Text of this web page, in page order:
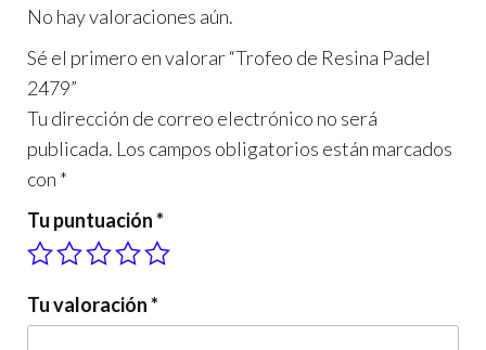
No hay valoraciones aún.
Sé el primero en valorar “Trofeo de Resina Padel
2479”
Tu dirección de correo electrónico no será
publicada. Los campos obligatorios están marcados
con *
Tu puntuación*
Tu valoración*